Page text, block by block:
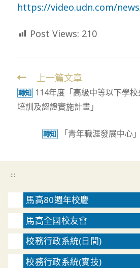
https://video.udn.com/
Post Views: 210
Read
more
articles
上一篇文章
轉知 114年度「高級中等以下學
培訓及認證實施計畫」
轉知 「青年職涯發展中心
:::
馬高80週年校慶
馬高全國校友會
校務行政系統(日間)
校務行政系統(實技)